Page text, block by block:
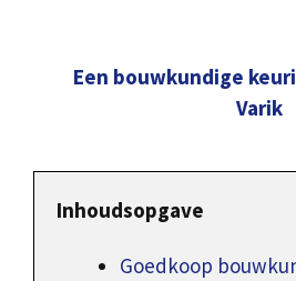
Een bouwkundige
Varik
Inhoudsopgave
Goedkoop